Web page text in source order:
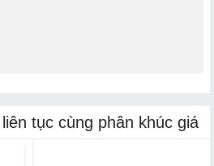
tục cùng phân khúc giá